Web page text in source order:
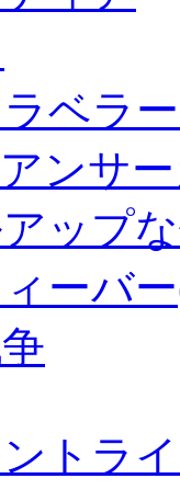
ベラ
ンサ
ップ
ーバ
トラ